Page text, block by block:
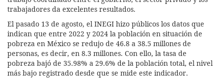
trabajadores da excelentes resultados.
El pasado 13 de agosto, el INEGI hizo públicos los datos que
indican que entre 2022 y 2024 la población en situación de
pobreza en México se redujo de 46.8 a 38.5 millones de
personas, es decir, en 8.3 millones. Con ello, la tasa de
pobreza bajó de 35.98% a 29.6% de la población total, el nivel
más bajo registrado desde que se mide este indicador.